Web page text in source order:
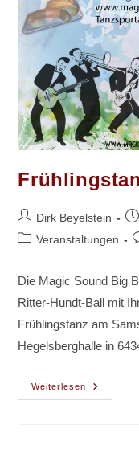
Beitrags-
Autor:
Dirk Beyelstein
Beitrags-
Veranstaltungen
Die Magic Sound Big
Ritter-Hundt-Ball mit
Frühlingstanz am
Hegelsberghalle in
Weiterlesen
In